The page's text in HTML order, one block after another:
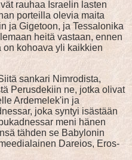
rauhaa Israelin lasten
porteilla olevia maita
ja Gigetoon, ja Tessalonika
heitä vastaan, ennen
kohoava yli kaikkien
sankari Nimrodista,
Perusdekiin ne, jotka olivat
Ardemelek'in ja
joka syntyi isästään
meni hänen
tähden se Babylonin
Dareios, Eros-